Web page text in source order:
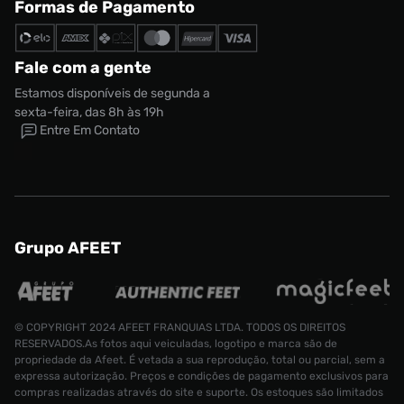
Formas de Pagamento
Fale com a gente
Estamos disponíveis de segunda a
sexta-feira, das 8h às 19h
Entre Em Contato
Grupo AFEET
© COPYRIGHT 2024 AFEET FRANQUIAS LTDA. TODOS OS DIREITOS
RESERVADOS.As fotos aqui veiculadas, logotipo e marca são de
propriedade da Afeet. É vetada a sua reprodução, total ou parcial, sem a
expressa autorização. Preços e condições de pagamento exclusivos para
compras realizadas através do site e suporte. Os estoques são limitados